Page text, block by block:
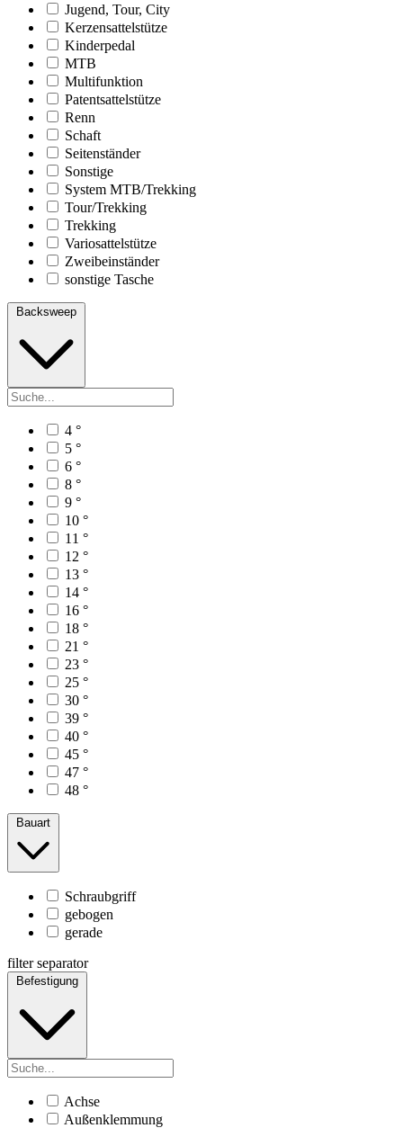
Jugend, Tour, City
Kerzensattelstütze
Kinderpedal
MTB
Multifunktion
Patentsattelstütze
Renn
Schaft
Seitenständer
Sonstige
System MTB/Trekking
Tour/Trekking
Trekking
Variosattelstütze
Zweibeinständer
sonstige Tasche
Backsweep
4 °
5 °
6 °
8 °
9 °
10 °
11 °
12 °
13 °
14 °
16 °
18 °
21 °
23 °
25 °
30 °
39 °
40 °
45 °
47 °
48 °
Bauart
Schraubgriff
gebogen
gerade
filter separator
Befestigung
Achse
Außenklemmung